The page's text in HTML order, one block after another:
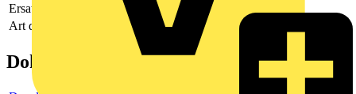
Ersatzteil
Nein
Art des Zubehörs/Ersatzteils
Sockel
Dokumente